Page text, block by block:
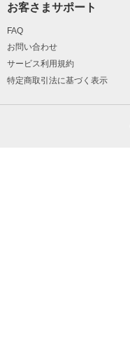
お客さまサポート
FAQ
お問い合わせ
サービス利用規約
特定商取引法に基づく表示